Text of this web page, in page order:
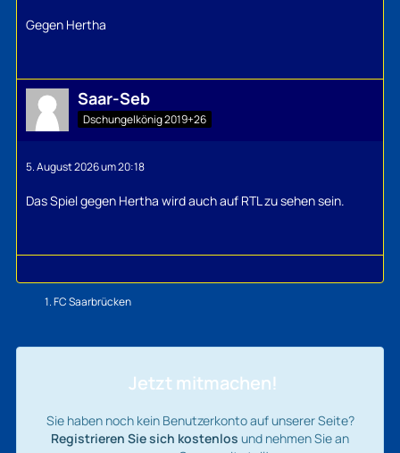
Gegen Hertha
Saar-Seb
Dschungelkönig 2019+26
5. August 2026 um 20:18
Das Spiel gegen Hertha wird auch auf RTL zu sehen sein.
1. FC Saarbrücken
Jetzt mitmachen!
Sie haben noch kein Benutzerkonto auf unserer Seite?
Registrieren Sie sich kostenlos und nehmen Sie an